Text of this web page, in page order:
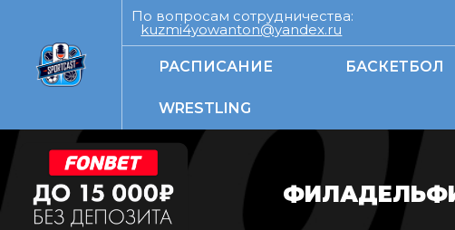
По вопросам сотрудничества:
kuzmi4yowanton@yandex.ru
РАСПИСАНИЕ БАСКЕТБОЛ
WRESTLING